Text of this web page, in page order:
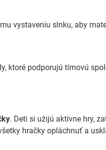
vystaveniu slnku, aby
ktoré podporujú tímovú
. Deti si užijú aktívne hry,
hračky opláchnuť a